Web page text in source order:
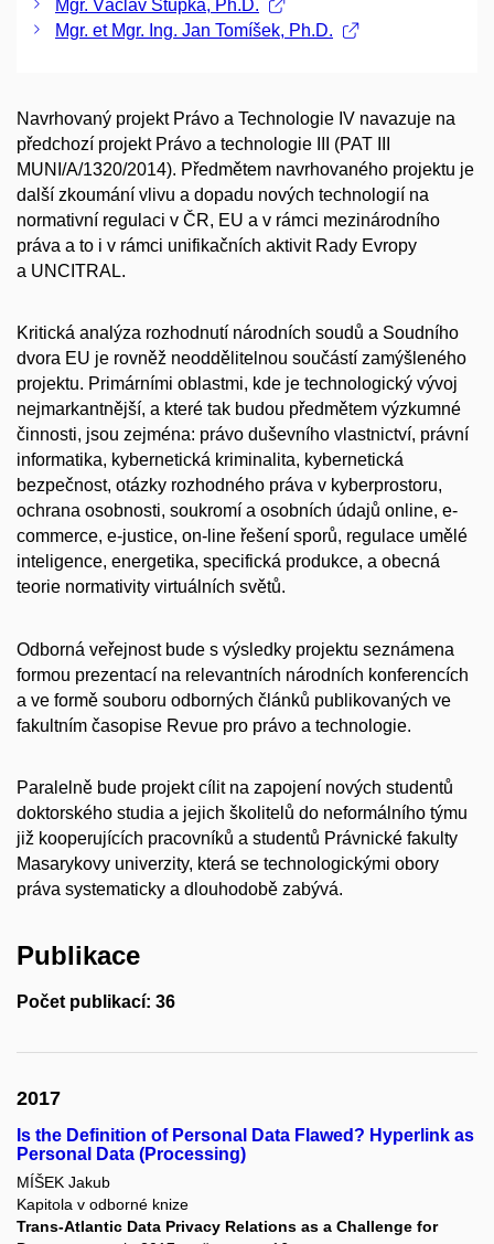
Mgr. Václav Stupka, Ph.D.
Mgr. et Mgr. Ing. Jan Tomíšek, Ph.D.
Navrhovaný projekt Právo a Technologie IV navazuje na
předchozí projekt Právo a technologie III (PAT III
MUNI/A/1320/2014). Předmětem navrhovaného projektu je
další zkoumání vlivu a dopadu nových technologií na
normativní regulaci v ČR, EU a v rámci mezinárodního
práva a to i v rámci unifikačních aktivit Rady Evropy
a UNCITRAL.
Kritická analýza rozhodnutí národních soudů a Soudního
dvora EU je rovněž neoddělitelnou součástí zamýšleného
projektu. Primárními oblastmi, kde je technologický vývoj
nejmarkantnější, a které tak budou předmětem výzkumné
činnosti, jsou zejména: právo duševního vlastnictví, právní
informatika, kybernetická kriminalita, kybernetická
bezpečnost, otázky rozhodného práva v kyberprostoru,
ochrana osobnosti, soukromí a osobních údajů online, e-
commerce, e-justice, on-line řešení sporů, regulace umělé
inteligence, energetika, specifická produkce, a obecná
teorie normativity virtuálních světů.
Odborná veřejnost bude s výsledky projektu seznámena
formou prezentací na relevantních národních konferencích
a ve formě souboru odborných článků publikovaných ve
fakultním časopise Revue pro právo a technologie.
Paralelně bude projekt cílit na zapojení nových studentů
doktorského studia a jejich školitelů do neformálního týmu
již kooperujících pracovníků a studentů Právnické fakulty
Masarykovy univerzity, která se technologickými obory
práva systematicky a dlouhodobě zabývá.
Publikace
Počet publikací: 36
2017
Is the Definition of Personal Data Flawed? Hyperlink as
Personal Data (Processing)
MÍŠEK Jakub
Kapitola v odborné knize
Trans-Atlantic Data Privacy Relations as a Challenge for